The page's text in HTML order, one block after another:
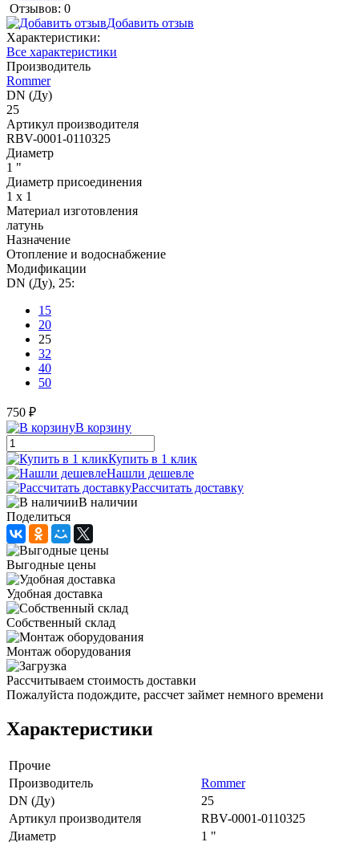
Отзывов: 0
Добавить отзыв
Характеристики:
Все характеристики
Производитель
Rommer
DN (Ду)
25
Артикул производителя
RBV-0001-0110325
Диаметр
1 "
Диаметр присоединения
1 x 1
Материал изготовления
латунь
Назначение
Отопление и водоснабжение
Модификации
DN (Ду), 25:
15
20
25
32
40
50
750 ₽
В корзину
Купить в 1 клик
Нашли дешевле
Рассчитать доставку
В наличии
Поделиться
Выгодные цены
Удобная доставка
Собственный склад
Монтаж оборудования
Рассчитываем стоимость доставки
Пожалуйста подождите, рассчет займет немного времени
Характеристики
Прочие
Производитель
Rommer
DN (Ду)
25
Артикул производителя
RBV-0001-0110325
Диаметр
1 "